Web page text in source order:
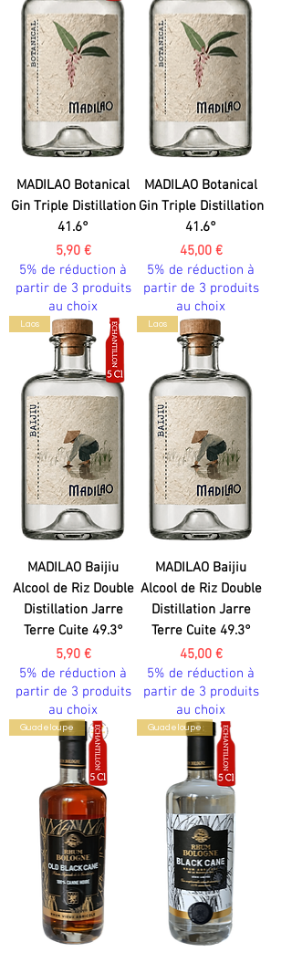
MADILAO Botanical
Gin Triple Distillation
41.6°
Prix
5,90 €
5% de réduction à
partir de 3 produits
au choix
MADILAO Botanical
Gin Triple Distillation
41.6°
Prix
45,00 €
5% de réduction à
partir de 3 produits
au choix
Laos
MADILAO Baijiu
Alcool de Riz Double
Distillation Jarre
Terre Cuite 49.3°
Prix
5,90 €
5% de réduction à
partir de 3 produits
au choix
Laos
MADILAO Baijiu
Alcool de Riz Double
Distillation Jarre
Terre Cuite 49.3°
Prix
45,00 €
5% de réduction à
partir de 3 produits
au choix
Guadeloupe Guadeloupe